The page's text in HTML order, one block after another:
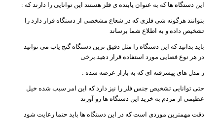
این دستگاه ها که به عنوان یابنده ی فلز هستند این توانایی را دارند که :
بتوانند هرگونه شی فلزی که در شعاع مشخصی از دستگاه قرار دارد را
تشخیص داده و به اطلاع شما برساند
باید بدانید که این دستگاه را مثل دقیق ترین دستگاه گنج یاب می توانید
در هر نوع فضایی مورد استفاده قرار دهید.برخی
ز مدل های پیشرفته ای که به بازار عرضه شده :
حتی توانایی تشخیص جنس فلز را نیز دارد که این امر سبب شده خیل
عظیمی از مردم به خرید این دستگاه ها رو آورند
دقت مهمترین موردی است که در این دستگاه ها باید حتما رعایت شود